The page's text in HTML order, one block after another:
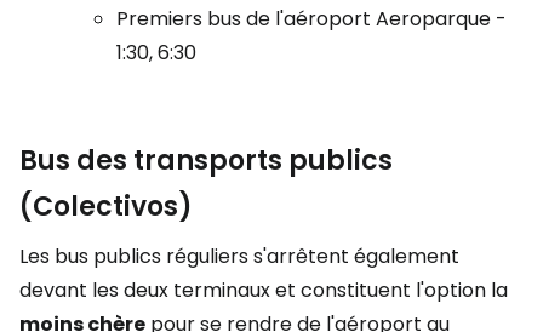
Premiers bus de l'aéroport Aeroparque -
1:30, 6:30
Bus des transports publics
(Colectivos)
Les bus publics réguliers s'arrêtent également
devant les deux terminaux et constituent l'option la
moins chère pour se rendre de l'aéroport au